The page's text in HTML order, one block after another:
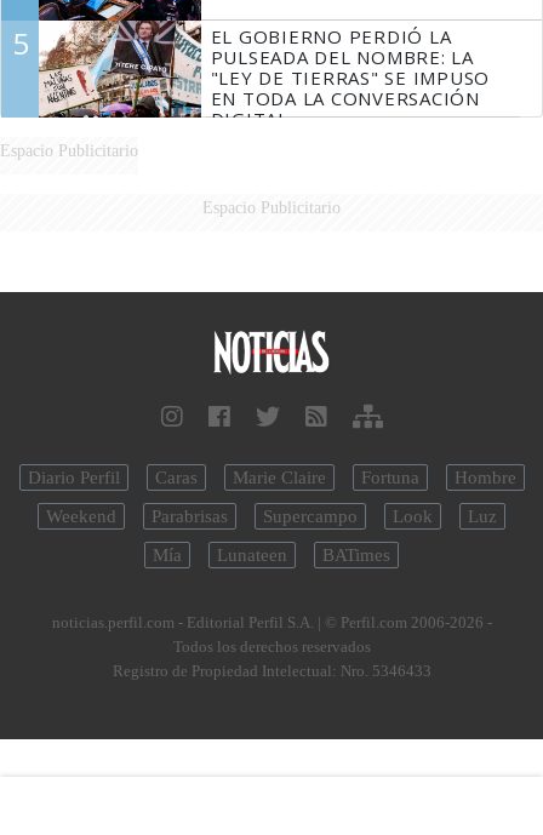
5
EL GOBIERNO PERDIÓ LA
PULSEADA DEL NOMBRE: LA
"LEY DE TIERRAS" SE IMPUSO
EN TODA LA CONVERSACIÓN
DIGITAL
Espacio Publicitario
Espacio Publicitario
Diario Perfil Caras Marie Claire Fortuna
Hombre
Weekend
Parabrisas Supercampo Look
Luz
Mía
Lunateen BATimes
noticias.perfil.com - Editorial Perfil S.A. | © Perfil.com 2006-2026 -
Todos los derechos reservados
Registro de Propiedad Intelectual: Nro. 5346433